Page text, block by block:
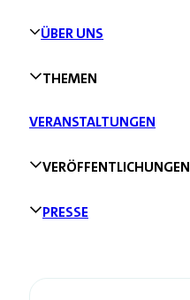
ÜBER UNS
THEMEN
VERANSTALTUNGEN
VERÖFFENTLICHUNGEN
PRESSE